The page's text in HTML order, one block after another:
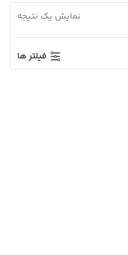
نمایش یک نتیجه
فیلتر ها